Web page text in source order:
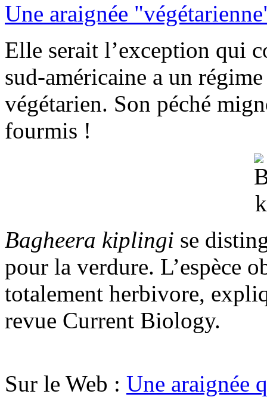
Une araignée
Elle serait l’exception qui
sud-américaine a un
végétarien. Son péché
fourmis !
Bagheera kiplingi se
pour la verdure. L’espèce
totalement herbivore,
revue Current Biology.
Sur le Web : Une araignée